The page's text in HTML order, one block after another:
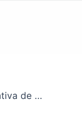
Atenção: Alerta de tentativa de golpe